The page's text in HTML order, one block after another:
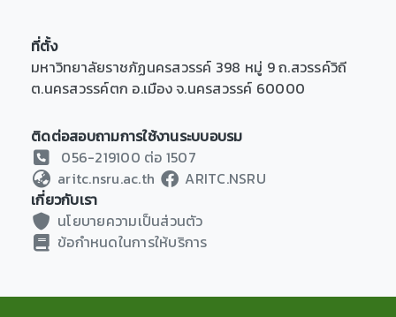
ที่ตั้ง
มหาวิทยาลัยราชภัฏนครสวรรค์ 398 หมู่ 9 ถ.สวรรค์วิถี
ต.นครสวรรค์ตก อ.เมือง จ.นครสวรรค์ 60000
ติดต่อสอบถามการใช้งานระบบอบรม
056-219100 ต่อ 1507
aritc.nsru.ac.th
ARITC.NSRU
เกี่ยวกับเรา
นโยบายความเป็นส่วนตัว
ข้อกำหนดในการให้บริการ